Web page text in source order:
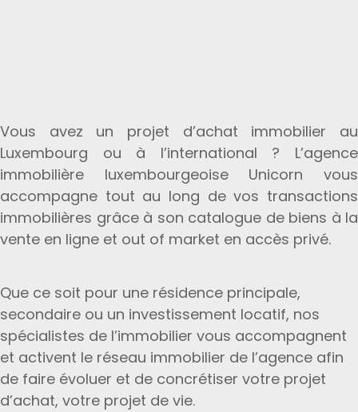
Vous avez un projet d’achat immobilier au
Luxembourg ou à l’international ? L’agence
immobilière luxembourgeoise Unicorn vous
accompagne tout au long de vos transactions
immobilières grâce à son catalogue de biens à la
vente en ligne et out of market en accès privé.
Que ce soit pour une résidence principale,
secondaire ou un investissement locatif, nos
spécialistes de l’immobilier vous accompagnent
et activent le réseau immobilier de l’agence afin
de faire évoluer et de concrétiser votre projet
d’achat, votre projet de vie.